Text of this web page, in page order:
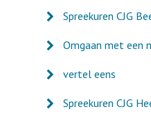
Spreekuren CJG
Omgaan met een
vertel eens
Spreekuren CJG